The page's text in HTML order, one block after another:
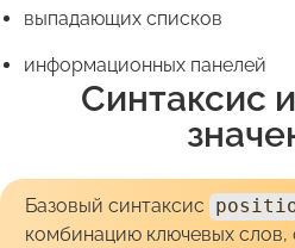
выпадающих списков
информационных панелей
Синтаксис
Базовый синтаксис
комбинацию ключевых